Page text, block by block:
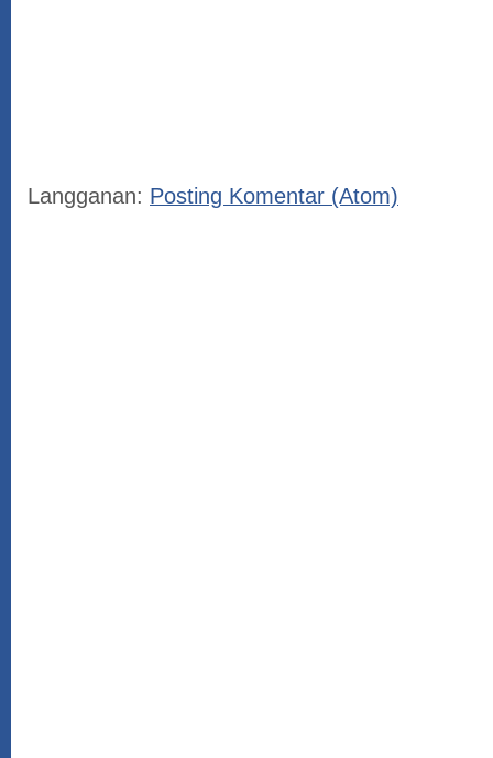
Langganan: Posting Komentar (Atom)